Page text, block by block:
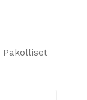
Pakolliset